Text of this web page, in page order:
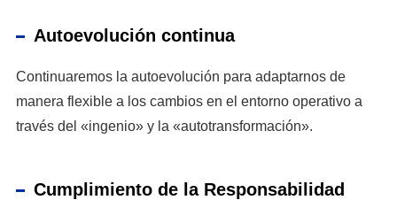
Autoevolución continua
Continuaremos la autoevolución para adaptarnos de
manera flexible a los cambios en el entorno operativo a
través del «ingenio» y la «autotransformación».
Cumplimiento de la Responsabilidad